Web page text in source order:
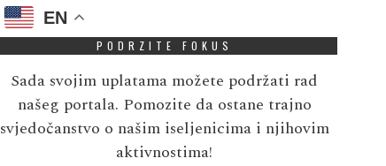
EN
PODRZITE FOKUS
Sada svojim uplatama možete podržati rad
našeg portala. Pomozite da ostane trajno
svjedočanstvo o našim iseljenicima i njihovim
aktivnostima!